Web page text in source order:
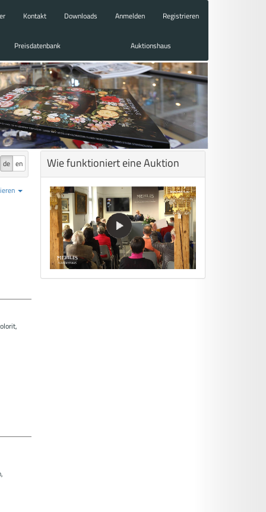
Kontakt Downloads Anmelden Registrieren
Preisdatenbank Auktionshaus
de en Wie funktioniert eine Auktion